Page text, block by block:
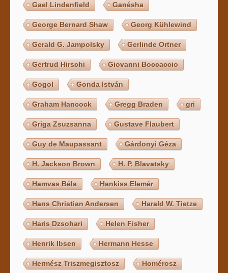
Gael Lindenfield Ganésha
George Bernard Shaw Georg Kühlewind
Gerald G. Jampolsky Gerlinde Ortner
Gertrud Hirschi Giovanni Boccaccio
Gogol Gonda István
Graham Hancock Gregg Braden gri
Griga Zsuzsanna Gustave Flaubert
Guy de Maupassant Gárdonyi Géza
H. Jackson Brown H. P. Blavatsky
Hamvas Béla Hankiss Elemér
Hans Christian Andersen Harald W. Tietze
Haris Dzsohari Helen Fisher
Henrik Ibsen Hermann Hesse
Hermész Triszmegisztosz Homérosz